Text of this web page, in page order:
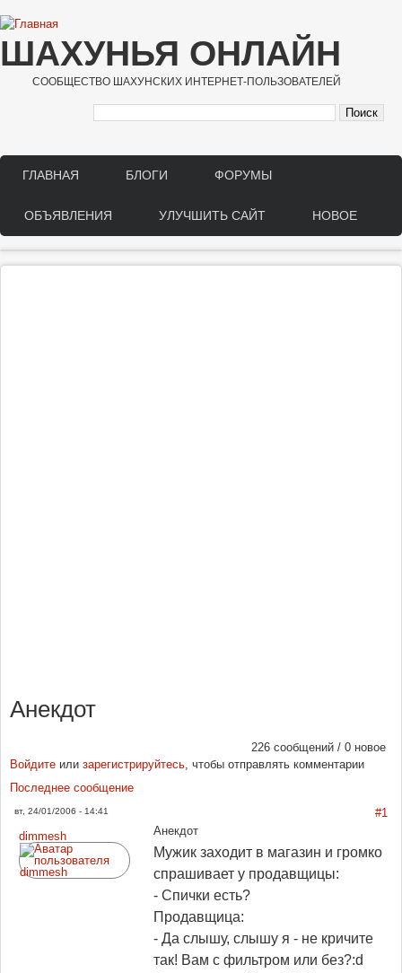
Перейти к основному содержанию
ШАХУНЬЯ ОНЛАЙН
СООБЩЕСТВО ШАХУНСКИХ ИНТЕРНЕТ-ПОЛЬЗОВАТЕЛЕЙ
Main menu
ГЛАВНАЯ БЛОГИ ФОРУМЫ
ОБЪЯВЛЕНИЯ УЛУЧШИТЬ САЙТ НОВОЕ
Анекдот
226 сообщений / 0 новое
Войдите или зарегистрируйтесь, чтобы отправлять комментарии
Последнее сообщение
вт, 24/01/2006 - 14:41
#1
dimmesh
Анекдот
Мужик заходит в магазин и громко
спрашивает у продавщицы:
- Спички есть?
Продавщица:
- Да слышу, слышу я - не кричите
так! Вам с фильтром или без?:d